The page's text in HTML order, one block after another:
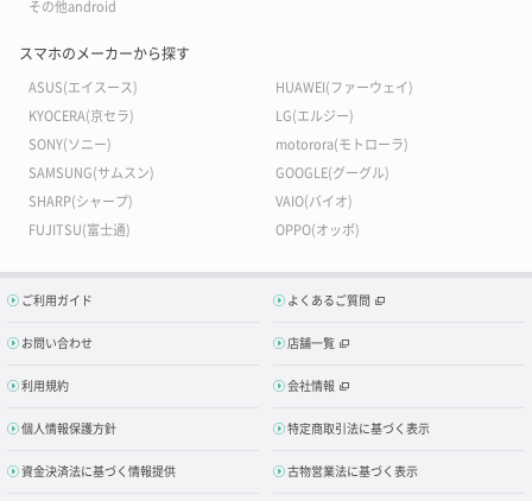
その他android
スマホのメーカーから探す
ASUS(エイスース)
HUAWEI(ファーウェイ)
KYOCERA(京セラ)
LG(エルジー)
SONY(ソニー)
motorora(モトローラ)
SAMSUNG(サムスン)
GOOGLE(グーグル)
SHARP(シャープ)
VAIO(バイオ)
FUJITSU(富士通)
OPPO(オッポ)
ご利用ガイド よくあるご質問
お問い合わせ 店舗一覧
利用規約 会社情報
個人情報保護方針 特定商取引法に基づく表示
資金決済法に基づく情報提供 古物営業法に基づく表示